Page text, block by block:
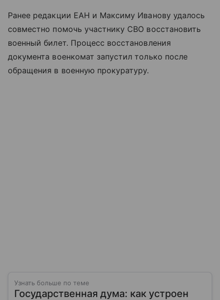
Ранее редакции ЕАН и Максиму Иванову удалось
совместно помочь участнику СВО восстановить
военный билет. Процесс восстановления
документа военкомат запустил только после
обращения в военную прокуратуру.
Узнать больше по теме
Государственная дума: как устроен